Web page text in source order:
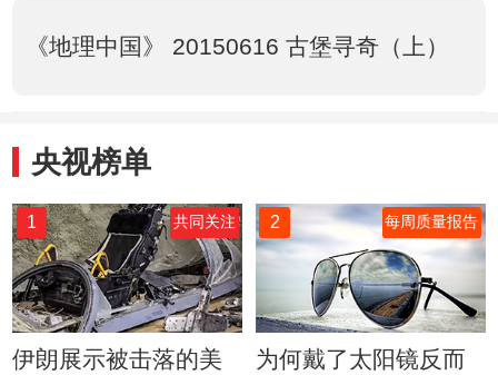
《地理中国》 20150616 古堡寻奇（上）
央视榜单
1 共同关注
伊朗展示被击落的美
2 每周质量报告
为何戴了太阳镜反而